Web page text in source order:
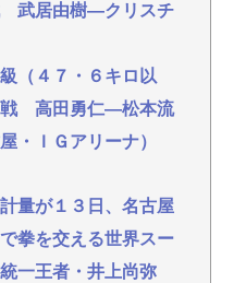
に議論してるよな
場一致で決まる
やが職業詐称して病気も
武居由樹―クリスチ
（４７・６キロ以
戦 高田勇仁―松本流
・ＩＧアリーナ）
量が１３日、名古屋
拳を交える世界スー
一王者・井上尚弥